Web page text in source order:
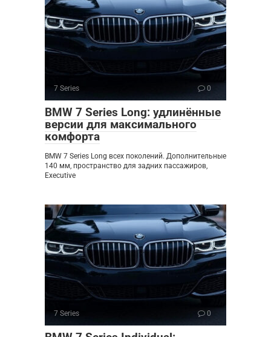
7 Series 0
BMW 7 Series Long: удлинённые
версии для максимального
комфорта
BMW 7 Series Long всех поколений. Дополнительные
140 мм, пространство для задних пассажиров,
Executive
7 Series 0